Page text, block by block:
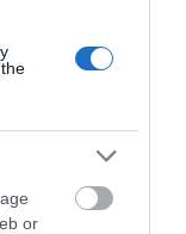
or
DE
PARA
en bicicleta.
de libertad...